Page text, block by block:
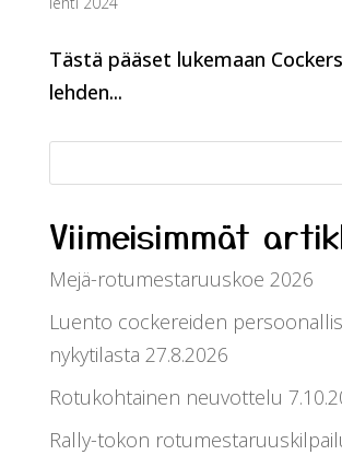
Tästä pääset lukemaan
lehden...
Viimeisimmät
Mejä-rotumestaruuskoe 2026
Luento cockereiden
nykytilasta 27.8.2026
Rotukohtainen neuvottelu
Rally-tokon